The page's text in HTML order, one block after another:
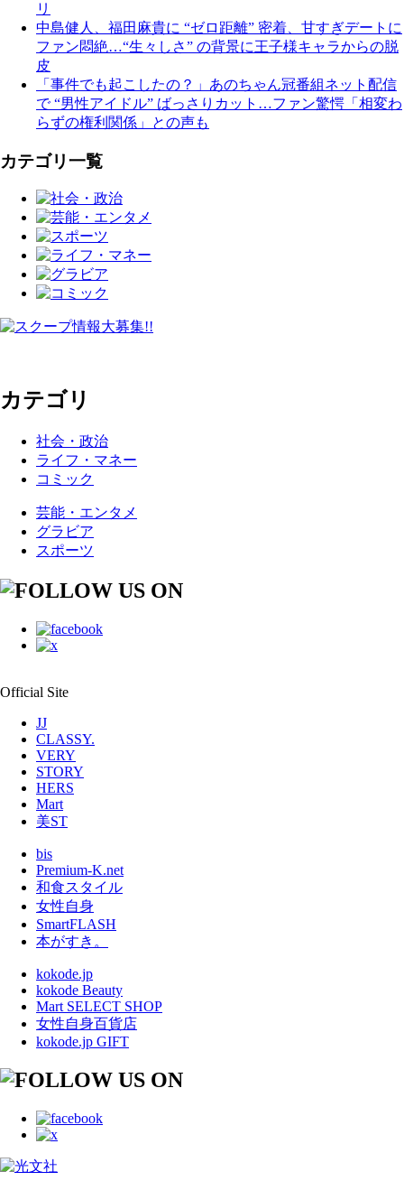
リ
中島健人、福田麻貴に “ゼロ距離” 密着、甘すぎデートに
ファン悶絶…“生々しさ” の背景に王子様キャラからの脱
皮
「事件でも起こしたの？」あのちゃん冠番組ネット配信
で “男性アイドル” ばっさりカット…ファン驚愕「相変わ
らずの権利関係」との声も
カテゴリ一覧
カテゴリ
社会・政治
ライフ・マネー
コミック
芸能・エンタメ
グラビア
スポーツ
Official Site
JJ
CLASSY.
VERY
STORY
HERS
Mart
美ST
bis
Premium-K.net
和食スタイル
女性自身
SmartFLASH
本がすき。
kokode.jp
kokode Beauty
Mart SELECT SHOP
女性自身百貨店
kokode.jp GIFT